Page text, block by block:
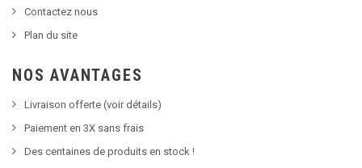
Contactez nous
Plan du site
NOS AVANTAGES
Livraison offerte (voir détails)
Paiement en 3X sans frais
Des centaines de produits en stock !